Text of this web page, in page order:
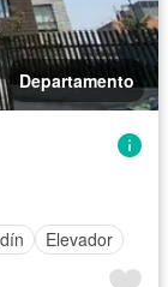
Departamento
Elevador